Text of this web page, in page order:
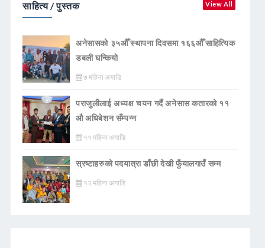
साहित्य / पुस्तक View All
अनेसासको ३५औँ स्थापना दिवसमा १६६औँ साहित्यिक
डबली घन्कियाे
७ महिना अगाडि
पराजुलीलाई अध्यक्ष चयन गर्दै अनेसास कतारको ११
औ अधिबेशन सँम्पन्न
११ महिना अगाडि
स्रष्टाहरुको पदयात्रा डाँछी देखी फुँयालगाउँ सम्म
१२ महिना अगाडि